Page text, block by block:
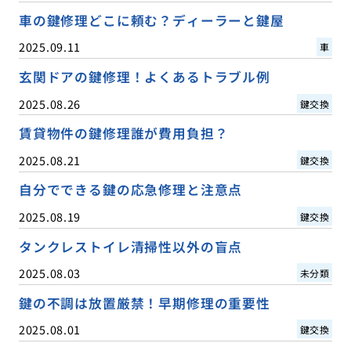
車の鍵修理どこに頼む？ディーラーと鍵屋
2025.09.11 車
玄関ドアの鍵修理！よくあるトラブル例
2025.08.26 鍵交換
賃貸物件の鍵修理誰が費用負担？
2025.08.21 鍵交換
自分でできる鍵の応急修理と注意点
2025.08.19 鍵交換
タンクレストイレ清掃性以外の盲点
2025.08.03 未分類
鍵の不調は放置厳禁！早期修理の重要性
2025.08.01 鍵交換